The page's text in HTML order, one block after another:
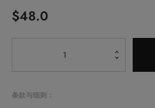
$48.0
酪
条款与细则：